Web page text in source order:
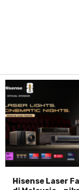
Hisense Laser